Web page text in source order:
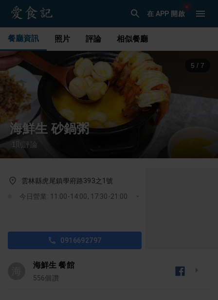
在 APP 開啟
餐廳資訊 照片 評論 相似餐廳
6 / 7
海鮮生 砂鍋粥
1 則評論
雲林縣虎尾鎮學府路393之1號
今日營業: 11:00-14:00, 17:30-21:00
0916692797
海鮮生 餐館
556個讚